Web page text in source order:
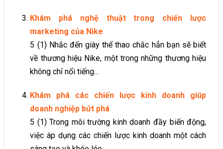
Khám phá nghệ thuật trong chiến lược
marketing của Nike
5 (1) Nhắc đến giày thể thao chắc hẳn bạn sẽ biết
về thương hiệu Nike, một trong những thương hiệu
không chỉ nổi tiếng...
Khám phá các chiến lược kinh doanh giúp
doanh nghiệp bứt phá
5 (1) Trong môi trường kinh doanh đầy biến động,
việc áp dụng các chiến lược kinh doanh một cách